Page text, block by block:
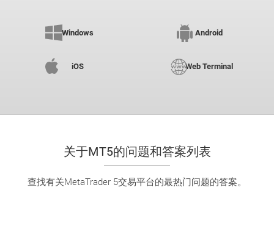
Windows Android
iOS Web Terminal
关于MT5的问题和答案列表
查找有关MetaTrader 5交易平台的最热门问题的答案。